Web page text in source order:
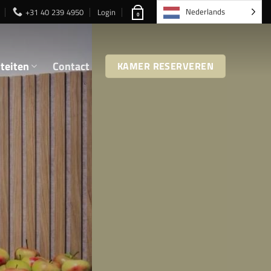
+31 40 239 4950 Login 0 Nederlands
Contact KAMER RESERVEREN